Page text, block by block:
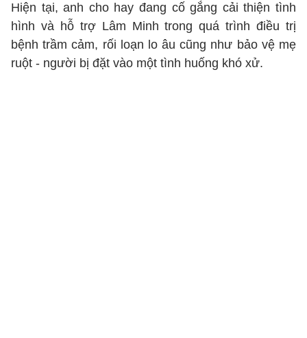
Hiện tại, anh cho hay đang cố gắng cải thiện tình
hình và hỗ trợ Lâm Minh trong quá trình điều trị
bệnh trầm cảm, rối loạn lo âu cũng như bảo vệ mẹ
ruột - người bị đặt vào một tình huống khó xử.